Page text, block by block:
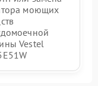
моющих
Vestel